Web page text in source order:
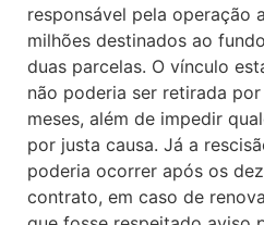
responsável pela operação
milhões destinados ao
duas parcelas. O vínculo
não poderia ser retirada
meses, além de impedir
por justa causa. Já a
poderia ocorrer após os
contrato, em caso de